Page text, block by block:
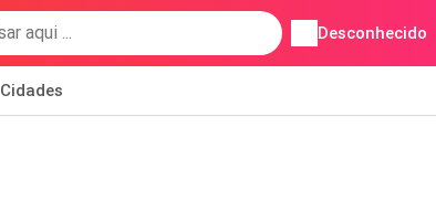
Desconhecido
Cidades